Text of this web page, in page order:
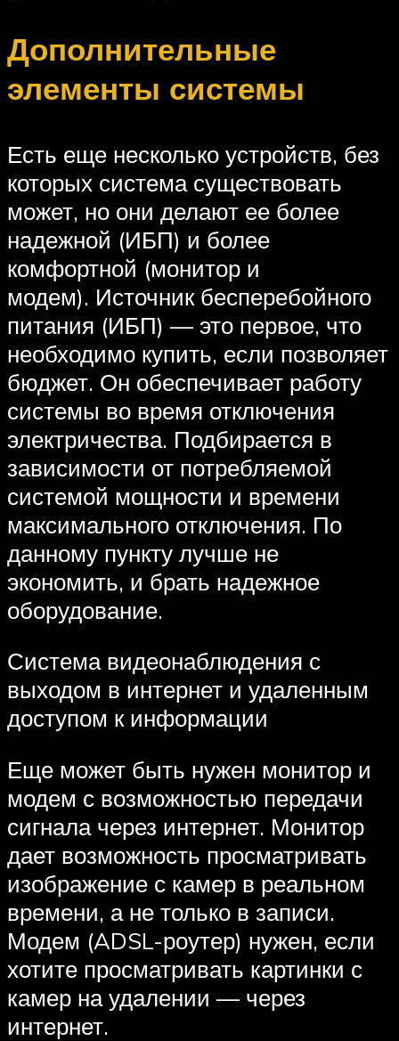
Дополнительные
элементы системы
Есть еще несколько устройств, без
которых система существовать
может, но они делают ее более
надежной (ИБП) и более
комфортной (монитор и
модем). Источник бесперебойного
питания (ИБП) — это первое, что
необходимо купить, если позволяет
бюджет. Он обеспечивает работу
системы во время отключения
электричества. Подбирается в
зависимости от потребляемой
системой мощности и времени
максимального отключения. По
данному пункту лучше не
экономить, и брать надежное
оборудование.
Система видеонаблюдения с
выходом в интернет и удаленным
доступом к информации
Еще может быть нужен монитор и
модем с возможностью передачи
сигнала через интернет. Монитор
дает возможность просматривать
изображение с камер в реальном
времени, а не только в записи.
Модем (ADSL-роутер) нужен, если
хотите просматривать картинки с
камер на удалении — через
интернет.